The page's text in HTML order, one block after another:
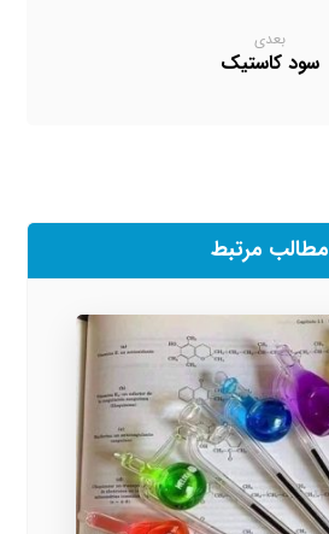
بعدی
سود کاستیک
مطالب مرتبط